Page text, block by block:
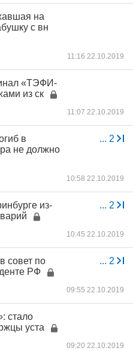
на
с вн
11:16 22.10.2019
«ТЭФИ-
из ск
11:07 22.10.2019
... 2
в
не должно
10:58 22.10.2019
... 2
из-
10:45 22.10.2019
... 2
совет по
РФ
09:55 22.10.2019
стало
уста
09:20 22.10.2019